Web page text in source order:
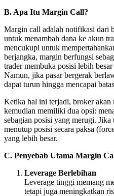
B. Apa Itu Margin Call?
Margin call adalah notifikasi dari
untuk menambah dana ke akun
mencukupi untuk
berjangka, margin berfungsi
trader membuka posisi lebih
Namun, jika pasar bergerak
dapat turun hingga mencapai
Ketika hal ini terjadi, broker
kemudian memiliki dua opsi:
sebagian posisi yang merugi.
menutup posisi secara paksa
yang lebih besar.
C. Penyebab Utama Margin
Leverage Berlebihan
Leverage tinggi memang
tetapi juga meningkatkan